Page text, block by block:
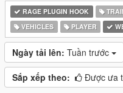
RAGE PLUGIN HOOK
VEHICLES
PLAYER
Ngày tải lên: Tuần trước
Sắp xếp theo: Được ưa